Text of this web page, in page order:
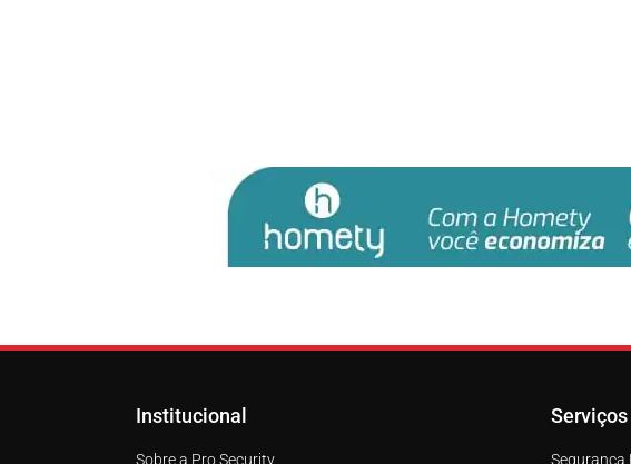
Institucional
Sobre a Pro Security
Serviços
Segurança